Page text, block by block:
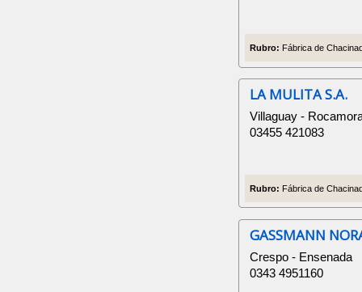
Rubro: Fábrica de
LA MULITA S.A.
Villaguay -
03455 421083
Rubro: Fábrica de
GASSMANN
Crespo - Ensenada
0343 4951160